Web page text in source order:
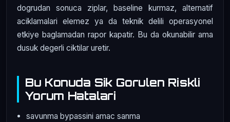
dogrudan sonuca ziplar, baseline kurmaz, alternatif
aciklamalari elemez ya da teknik delili operasyonel
etkiye baglamadan rapor kapatir. Bu da okunabilir ama
dusuk degerli ciktilar uretir.
Bu Konuda Sik Gorulen Riskli
Yorum Hatalari
savunma bypassini amac sanma